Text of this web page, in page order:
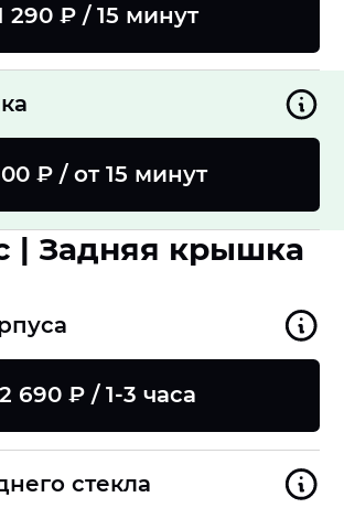
290 ₽ / 15 минут
₽ / от 15 минут
| Задняя крышка
2 690 ₽ / 1-3 часа
стекла